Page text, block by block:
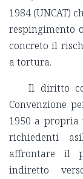
1984 (UNCAT)
respingimento
concreto il
a tortura.
Il diritto
Convenzione
1950 a
richiedenti
affrontare il
indiretto